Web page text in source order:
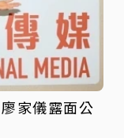
家儀露面公